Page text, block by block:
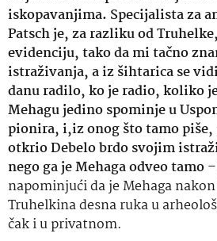
iskopavanjima. Specijalista za
Patsch je, za razliku od
evidenciju, tako da mi tačno
istraživanja, a iz šihtarica se
danu radilo, ko je radio, koliko
Mehagu jedino spominje u
pionira, i,iz onog što tamo
otkrio Debelo brdo svojim
nego ga je Mehaga odveo tamo
napominjući da je Mehaga
Truhelkina desna ruka u
čak i u privatnom.